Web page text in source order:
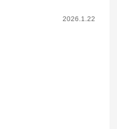
2026.1.22